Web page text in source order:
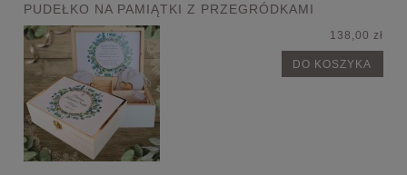
PUDEŁKO NA PAMIĄTKI Z PRZEGRÓDKAMI
138,00 zł
DO KOSZYKA